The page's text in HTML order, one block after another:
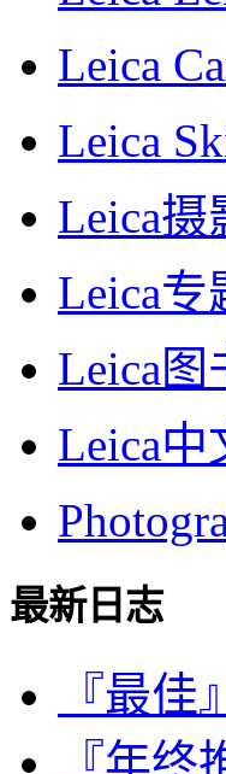
Leica
Leica
Leica摄
Leica专
Leica图
Leica中
最新日志
『最
『年